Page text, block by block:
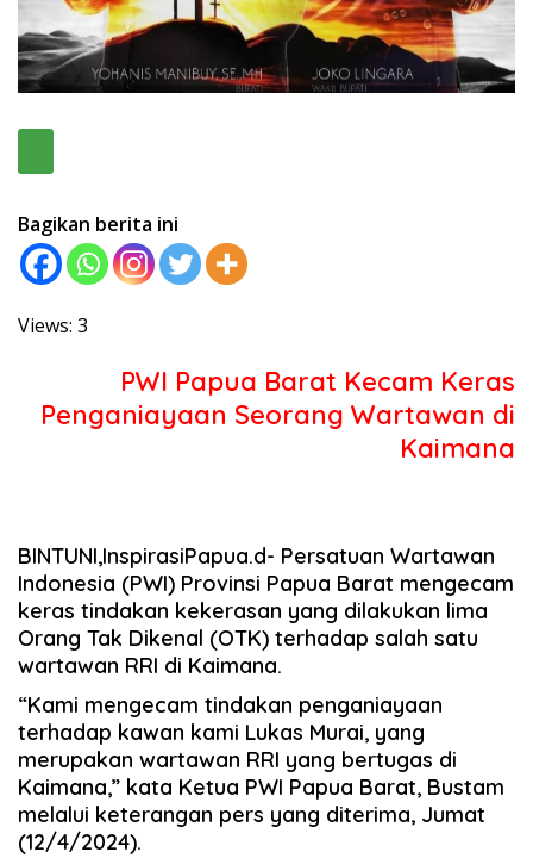
Bagikan berita ini
Views: 3
PWI Papua Barat Kecam Keras
Penganiayaan Seorang Wartawan di
Kaimana
BINTUNI,InspirasiPapua.d- Persatuan Wartawan
Indonesia (PWI) Provinsi Papua Barat mengecam
keras tindakan kekerasan yang dilakukan lima
Orang Tak Dikenal (OTK) terhadap salah satu
wartawan RRI di Kaimana.
“Kami mengecam tindakan penganiayaan
terhadap kawan kami Lukas Murai, yang
merupakan wartawan RRI yang bertugas di
Kaimana,” kata Ketua PWI Papua Barat, Bustam
melalui keterangan pers yang diterima, Jumat
(12/4/2024).